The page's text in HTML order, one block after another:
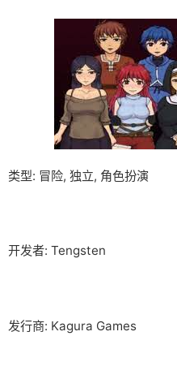
类型: 冒险, 独立, 角色扮演
开发者: Tengsten
发行商: Kagura Games